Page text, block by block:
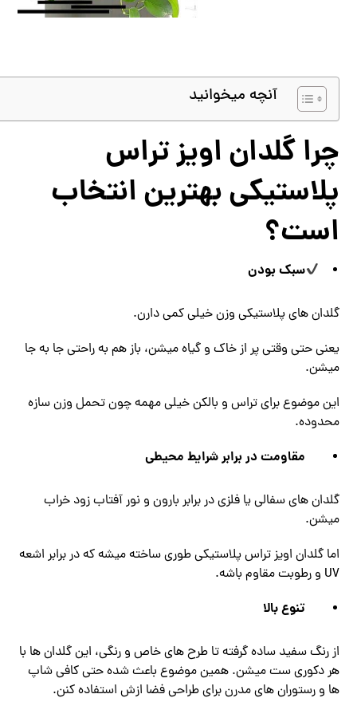
آنچه میخوانید
چرا گلدان اویز تراس
پلاستیکی بهترین انتخاب
است؟
سبک بودن
گلدان‌ های پلاستیکی وزن خیلی کمی دارن.
یعنی حتی وقتی پر از خاک و گیاه میشن، باز هم به ‌راحتی جا به ‌جا
میشن.
این موضوع برای تراس و بالکن خیلی مهمه چون تحمل وزن سازه
محدوده.
مقاومت در برابر شرایط محیطی
گلدان ‌های سفالی یا فلزی در برابر بارون و نور آفتاب زود خراب
میشن.
اما گلدان اویز تراس پلاستیکی طوری ساخته میشه که در برابر اشعه
UV و رطوبت مقاوم باشه.
تنوع بالا
از رنگ سفید ساده گرفته تا طرح ‌های خاص و رنگی، این گلدان ‌ها با
هر دکوری ست میشن. همین موضوع باعث شده حتی کافی ‌شاپ
‌ها و رستوران‌ های مدرن برای طراحی فضا ازش استفاده کنن.